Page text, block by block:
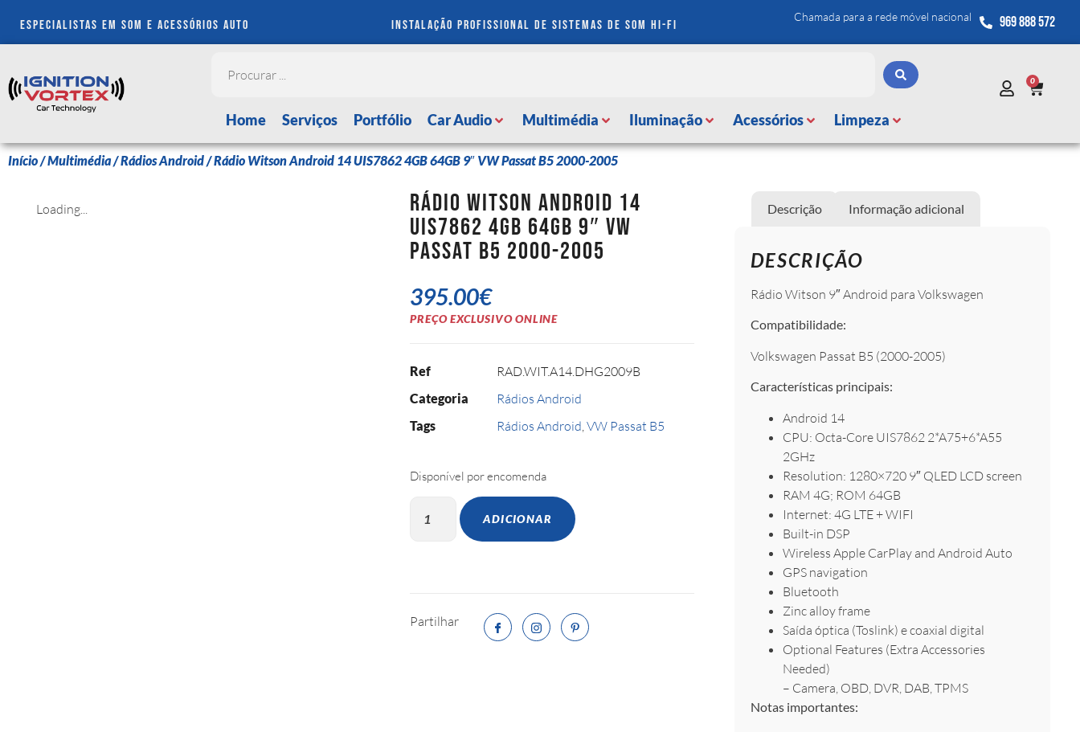
especialistas em som e acessórios auto instalação profissional de sistemas de som hi-fi
Chamada para a rede móvel nacional 969 888 572
Home Serviços Portfólio Car Audio Multimédia Iluminação Acessórios Limpeza
0
Início/Multimédia/Rádios Android/ Rádio Witson Android 14 UIS7862 4GB 64GB 9″ VW Passat B5 2000-2005
Loading...
Rádio Witson Android 14
UIS7862 4GB 64GB 9″ VW
Passat B5 2000-2005
395.00€
PREÇO EXCLUSIVO ONLINE
Ref RAD.WIT.A14.DHG2009B
Categoria Rádios Android
Tags Rádios Android ,VW Passat B5
Disponível por encomenda
ADICIONAR
Partilhar
Descrição Informação adicional
DESCRIÇÃO
Rádio Witson 9″ Android para Volkswagen
Compatibilidade:
Volkswagen Passat B5 (2000-2005)
Características principais:
Android 14
CPU: Octa-Core UIS7862 2*A75+6*A55
2GHz
Resolution: 1280×720 9″ QLED LCD screen
RAM 4G; ROM 64GB
Internet: 4G LTE + WIFI
Built-in DSP
Wireless Apple CarPlay and Android Auto
GPS navigation
Bluetooth
Zinc alloy frame
Saída óptica (Toslink) e coaxial digital
Optional Features (Extra Accessories
Needed)
– Camera, OBD, DVR, DAB, TPMS
Notas importantes: